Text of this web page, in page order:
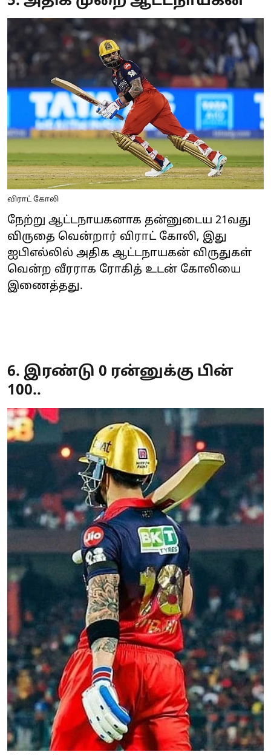
விராட் கோலி
நேற்று ஆட்டநாயகனாக தன்னுடைய 21வது
விருதை வென்றார் விராட் கோலி, இது
ஐபிஎல்லில் அதிக ஆட்டநாயகன் விருதுகள்
வென்ற வீரராக ரோகித் உடன் கோலியை
இணைத்தது.
6. இரண்டு 0 ரன்னுக்கு பின்
100..